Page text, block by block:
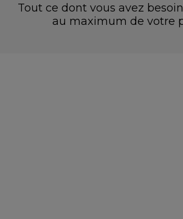
Tout ce dont vous avez
au maximum de votre